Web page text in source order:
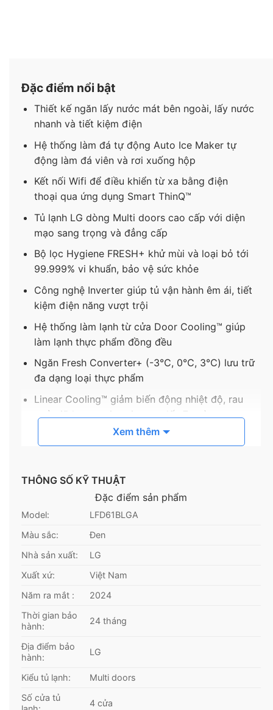
Đặc điểm nổi bật
Thiết kế ngăn lấy nước mát bên ngoài, lấy nước
nhanh và tiết kiệm điện
Hệ thống làm đá tự động Auto Ice Maker tự
động làm đá viên và rơi xuống hộp
Kết nối Wifi để điều khiển từ xa bằng điện
thoại qua ứng dụng Smart ThinQ™
Tủ lạnh LG dòng Multi doors cao cấp với diện
mạo sang trọng và đẳng cấp
Bộ lọc Hygiene FRESH+ khử mùi và loại bỏ tới
99.999% vi khuẩn, bảo vệ sức khỏe
Công nghệ Inverter giúp tủ vận hành êm ái, tiết
kiệm điện năng vượt trội
Hệ thống làm lạnh từ cửa Door Cooling™ giúp
làm lạnh thực phẩm đồng đều
Ngăn Fresh Converter+ (-3℃, 0℃, 3℃) lưu trữ
đa dạng loại thực phẩm
Linear Cooling™ giảm biến động nhiệt độ, rau
quả giữ hương vị tươi ngon đến 7 ngày
Tay nắm chìm Pocket Handle mang đến diện
Xem thêm
THÔNG SỐ KỸ THUẬT
Đặc điểm sản phẩm
Model:
LFD61BLGA
Màu sắc:
Đen
Nhà sản xuất:
LG
Xuất xứ:
Việt Nam
Năm ra mắt :
2024
Thời gian bảo
hành:
24 tháng
Địa điểm bảo
hành:
LG
Kiểu tủ lạnh:
Multi doors
Số cửa tủ
4 cửa